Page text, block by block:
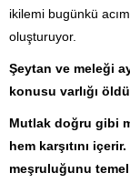
ikilemi bugünkü
oluşturuyor.
Şeytan ve meleği
konusu varlığı
Mutlak doğru gibi
hem karşıtını
meşruluğunu